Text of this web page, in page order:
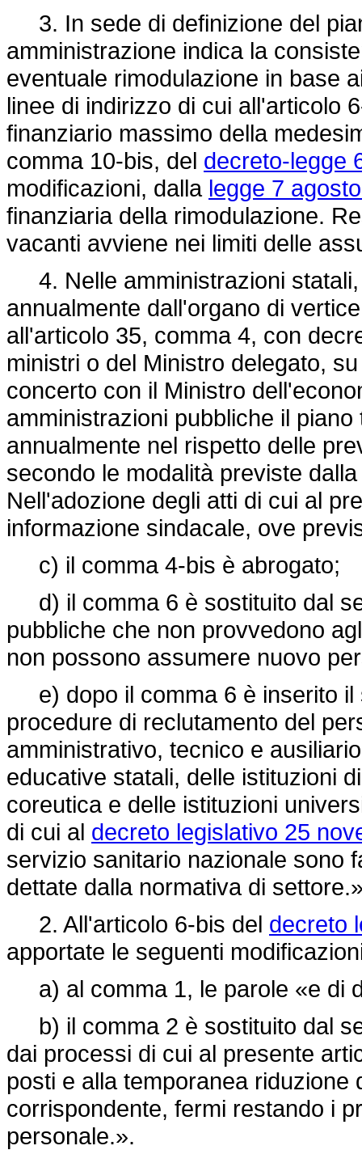
3. In sede di definizione del
amministrazione indica la
eventuale rimodulazione in base
linee di indirizzo di cui all'articolo
finanziario massimo della
comma 10-bis, del decreto-legge
modificazioni, dalla legge 7
finanziaria della rimodulazione.
vacanti avviene nei limiti delle
4. Nelle amministrazioni statali,
annualmente dall'organo di
all'articolo 35, comma 4, con
ministri o del Ministro delegato,
concerto con il Ministro
amministrazioni pubbliche il
annualmente nel rispetto delle
secondo le modalità previste
Nell'adozione degli atti di cui al
informazione sindacale, ove
c) il comma 4-bis è abrogato;
d) il comma 6 è sostituito dal
pubbliche che non provvedono
non possono assumere nuovo
e) dopo il comma 6 è inserito il
procedure di reclutamento del
amministrativo, tecnico e
educative statali, delle istituzioni
coreutica e delle istituzioni
di cui al decreto legislativo 25
servizio sanitario nazionale sono
dettate dalla normativa di
2. All'articolo 6-bis del decreto
apportate le seguenti
a) al comma 1, le parole «e di
b) il comma 2 è sostituito dal
dai processi di cui al presente
posti e alla temporanea
corrispondente, fermi restando i
personale.».